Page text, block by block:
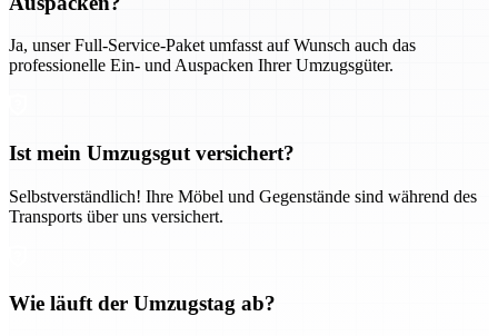
Ja, unser Full-Service-Paket umfasst auf Wunsch auch das
professionelle Ein- und Auspacken Ihrer Umzugsgüter.
Ist mein Umzugsgut versichert?
Selbstverständlich! Ihre Möbel und Gegenstände sind während des
Transports über uns versichert.
Wie läuft der Umzugstag ab?